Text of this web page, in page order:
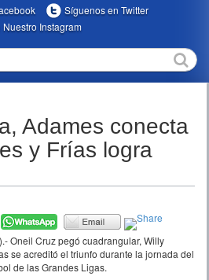
Síguenos en Twitter
Nuestro Instagram
Adames conecta
y Frías logra
Oneil Cruz pegó cuadrangular, Willy
se acreditó el triunfo durante la jornada del
de las Grandes Ligas.